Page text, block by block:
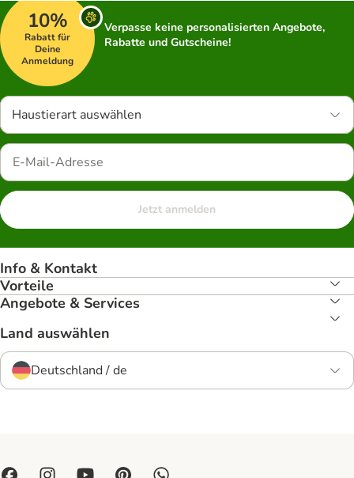
10%
Rabatt für
Deine
Anmeldung
Verpasse keine personalisierten Angebote,
Rabatte und Gutscheine!
Haustierart auswählen
Jetzt anmelden
Info & Kontakt
Vorteile
Angebote & Services
Land auswählen
Deutschland / de